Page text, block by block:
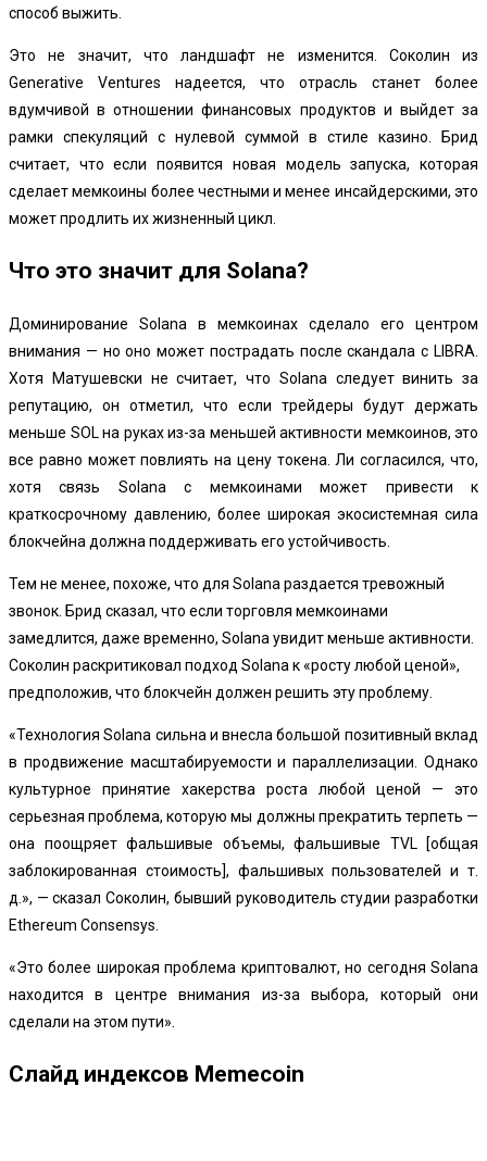
способ выжить.
Это не значит, что ландшафт не изменится. Соколин из
Generative Ventures надеется, что отрасль станет более
вдумчивой в отношении финансовых продуктов и выйдет за
рамки спекуляций с нулевой суммой в стиле казино. Брид
считает, что если появится новая модель запуска, которая
сделает мемкоины более честными и менее инсайдерскими, это
может продлить их жизненный цикл.
Что это значит для Solana?
Доминирование Solana в мемкоинах сделало его центром
внимания — но оно может пострадать после скандала с LIBRA.
Хотя Матушевски не считает, что Solana следует винить за
репутацию, он отметил, что если трейдеры будут держать
меньше SOL на руках из-за меньшей активности мемкоинов, это
все равно может повлиять на цену токена. Ли согласился, что,
хотя связь Solana с мемкоинами может привести к
краткосрочному давлению, более широкая экосистемная сила
блокчейна должна поддерживать его устойчивость.
Тем не менее, похоже, что для Solana раздается тревожный
звонок. Брид сказал, что если торговля мемкоинами
замедлится, даже временно, Solana увидит меньше активности.
Соколин раскритиковал подход Solana к «росту любой ценой»,
предположив, что блокчейн должен решить эту проблему.
«Технология Solana сильна и внесла большой позитивный вклад
в продвижение масштабируемости и параллелизации. Однако
культурное принятие хакерства роста любой ценой — это
серьезная проблема, которую мы должны прекратить терпеть —
она поощряет фальшивые объемы, фальшивые TVL [общая
заблокированная стоимость], фальшивых пользователей и т.
д.», — сказал Соколин, бывший руководитель студии разработки
Ethereum Consensys.
«Это более широкая проблема криптовалют, но сегодня Solana
находится в центре внимания из-за выбора, который они
сделали на этом пути».
Слайд индексов Memecoin